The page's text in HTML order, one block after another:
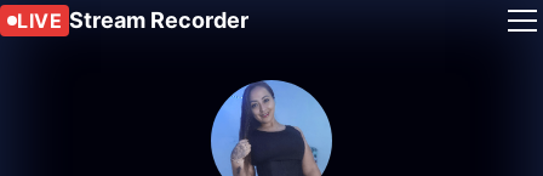
LIVE Stream Recorder